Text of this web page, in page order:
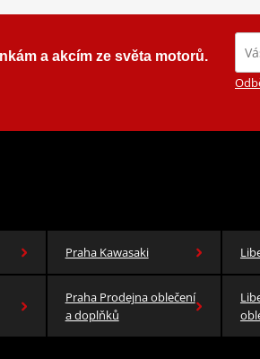
a akcím ze světa motorů.
Praha Kawasaki
Praha Prodejna oblečení
a doplňků